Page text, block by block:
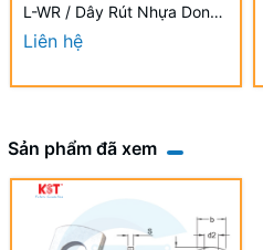
L-WR / Dây Rút Nhựa Dong-
A 9.0×1000mm Chống UV
Liên hệ
Sản phẩm đã xem